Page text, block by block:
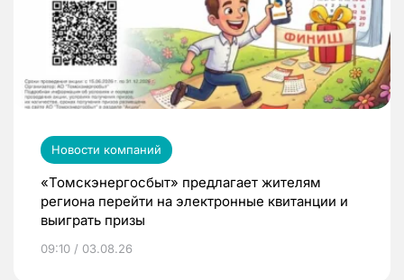
Новости компаний
«Томскэнергосбыт» предлагает жителям
региона перейти на электронные квитанции и
выиграть призы
09:10 / 03.08.26